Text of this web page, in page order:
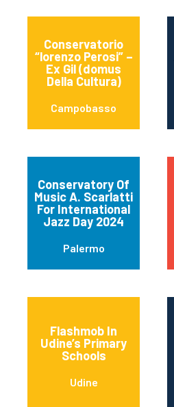
Conservatorio
“lorenzo Perosi” –
Ex Gil (domus
Della Cultura)
Campobasso
Conservatory Of
Music A. Scarlatti
For International
Jazz Day 2024
Palermo
Flashmob In
Udine’s Primary
Schools
Udine